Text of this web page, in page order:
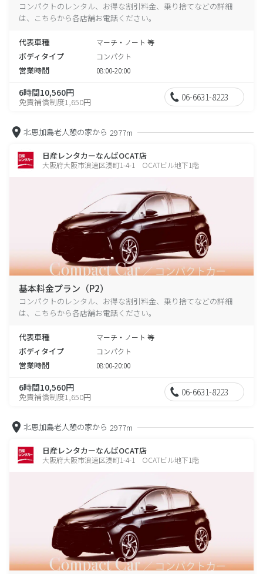
コンパクトのレンタル、お得な割引料金、乗り捨てなどの詳細
は、こちらから各店舗お電話ください。
代表車種 マーチ・ノート 等
ボディタイプ コンパクト
営業時間 08:00-20:00
6時間10,560円
免責補償制度1,650円 06-6631-8223
北恩加島老人憩の家から 2977m
日産レンタカーなんばOCAT店
大阪府大阪市浪速区湊町1-4-1 OCATビル地下1階
基本料金プラン（P2）
コンパクトのレンタル、お得な割引料金、乗り捨てなどの詳細
は、こちらから各店舗お電話ください。
代表車種 マーチ・ノート 等
ボディタイプ コンパクト
営業時間 08:00-20:00
6時間10,560円
免責補償制度1,650円 06-6631-8223
北恩加島老人憩の家から 2977m
日産レンタカーなんばOCAT店
大阪府大阪市浪速区湊町1-4-1 OCATビル地下1階